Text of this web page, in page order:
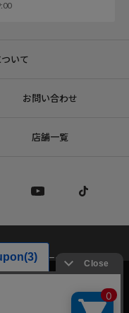
いて
お問い合わせ
店舗一覧
テナブルマークについて
古物営業法に基づく表記
最適な提供、トラフィック